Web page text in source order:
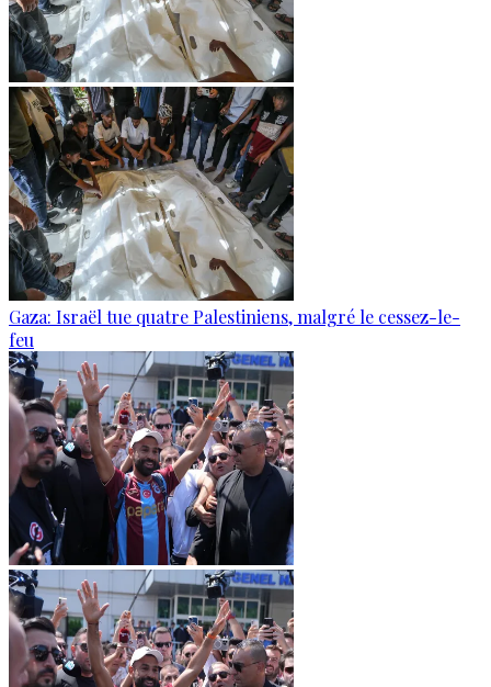
Gaza: Israël tue quatre Palestiniens, malgré le cessez-le-
feu